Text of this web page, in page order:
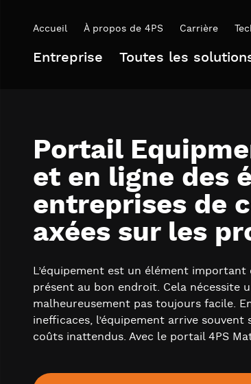
Accueil À propos de 4PS Carrière
Entreprise Toutes les
Portail
et en ligne des
entreprises de
axées sur les
L’équipement est un élément
présent au bon endroit. Cela nécessite
malheureusement pas toujours facile.
inefficaces, l’équipement arrive
coûts inattendus. Avec le portail 4PS